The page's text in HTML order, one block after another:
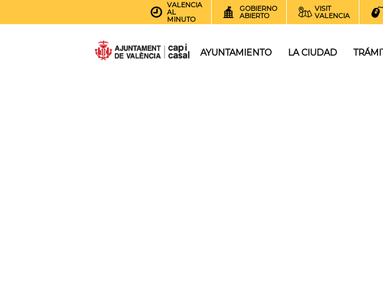
VALENCIA
AL
MINUTO
GOBIERNO
ABIERTO
VISIT
VALENCIA
AYUNTAMIENTO LA CIUDAD